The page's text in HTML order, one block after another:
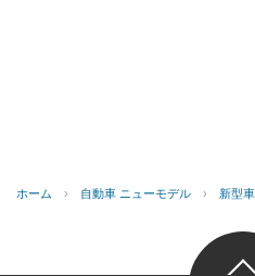
ホーム › 自動車 ニューモデル › 新型車